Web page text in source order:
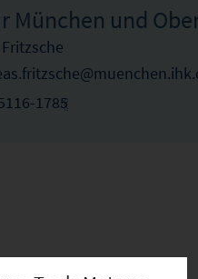
München und
1785